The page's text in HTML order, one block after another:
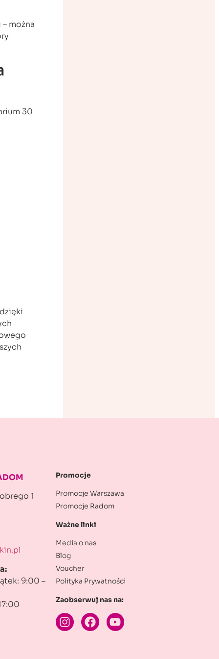
można
30
1
9:00 –
Promocje
Promocje Warszawa
Promocje Radom
Ważne linki
Media o nas
Blog
Voucher
Polityka Prywatności
Zaobserwuj nas na: